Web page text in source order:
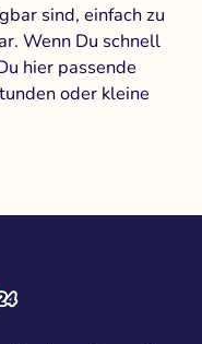
sind, einfach zu
Wenn Du schnell
hier passende
oder kleine